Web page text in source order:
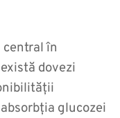
central în
dovezi
glucozei